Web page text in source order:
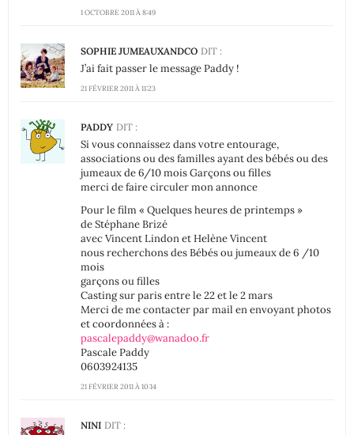
1 OCTOBRE 2011 À 8:49
SOPHIE JUMEAUXANDCO DIT :
21 FÉVRIER 2011 À 11:23
J’ai fait passer le message Paddy !
PADDY DIT :
21 FÉVRIER 2011 À 10:14
Si vous connaissez dans votre entourage,
associations ou des familles ayant des bébés ou des
jumeaux de 6/10 mois Garçons ou filles
merci de faire circuler mon annonce
Pour le film « Quelques heures de printemps »
de Stéphane Brizé
avec Vincent Lindon et Helène Vincent
nous recherchons des Bébés ou jumeaux de 6 /10
mois
garçons ou filles
Casting sur paris entre le 22 et le 2 mars
Merci de me contacter par mail en envoyant photos
et coordonnées à :
pascalepaddy@wanadoo.fr
Pascale Paddy
0603924135
NINI DIT :